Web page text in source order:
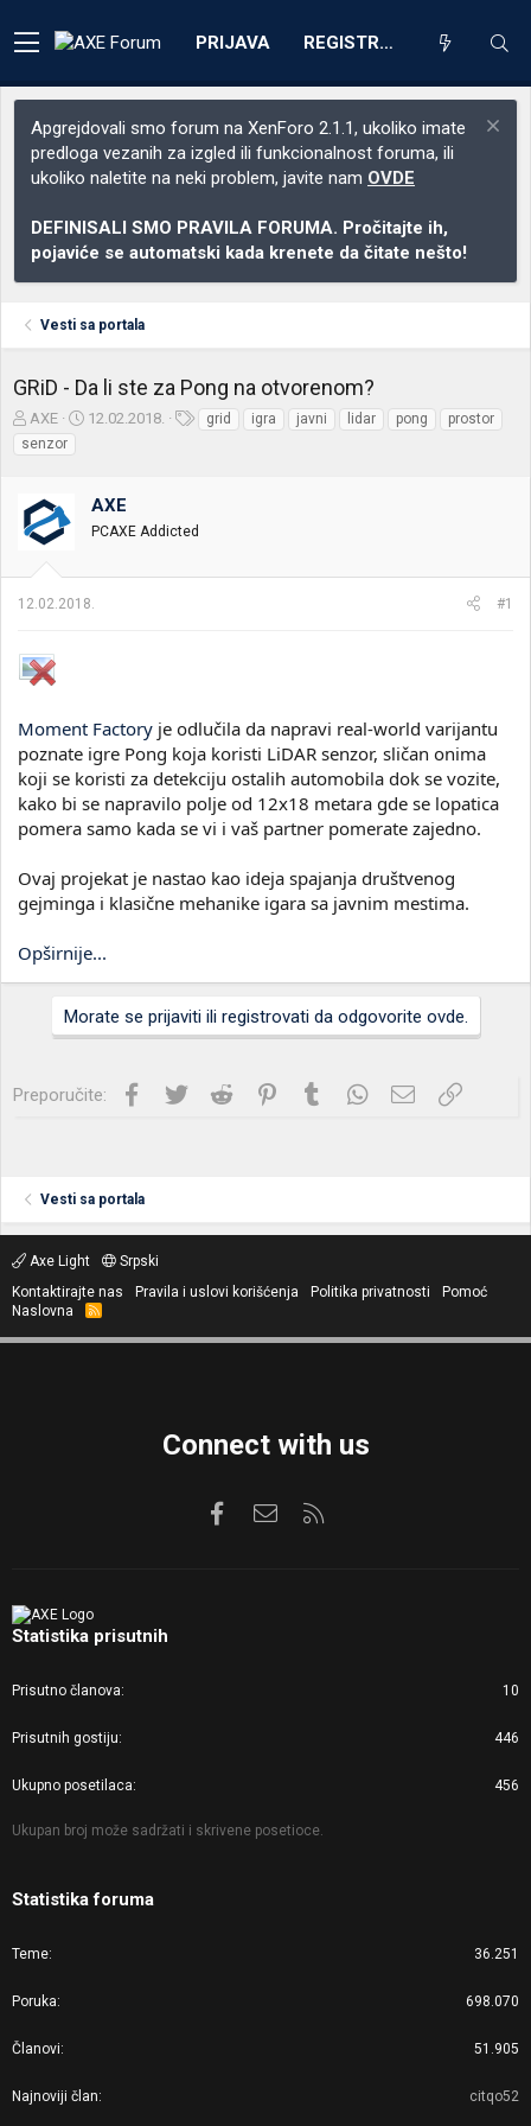
PRIJAVA REGISTRACIJA
Apgrejdovali smo forum na XenForo 2.1.1, ukoliko imate
predloga vezanih za izgled ili funkcionalnost foruma, ili
ukoliko naletite na neki problem, javite nam OVDE
DEFINISALI SMO PRAVILA FORUMA. Pročitajte ih,
pojaviće se automatski kada krenete da čitate nešto!
Vesti sa portala
GRiD - Da li ste za Pong na otvorenom?
Z
a
č
t
n
e
e
AXE
D
m
p
e
12.02.2018.
e
grid igra javni lidar pong
prostor
senzor
AXE
PCAXE Addicted
12.02.2018. #1
Moment Factory je odlučila da napravi real-world varijantu
poznate igre Pong koja koristi LiDAR senzor, sličan onima
koji se koristi za detekciju ostalih automobila dok se vozite,
kako bi se napravilo polje od 12x18 metara gde se lopatica
pomera samo kada se vi i vaš partner pomerate zajedno.
Ovaj projekat je nastao kao ideja spajanja društvenog
gejminga i klasične mehanike igara sa javnim mestima.
Opširnije...
Morate se prijaviti ili registrovati da odgovorite ovde.
Preporučite: Facebook
Twitter Reddit PinterestTumblrWhatsApp
Imejl Link
Vesti sa portala
Axe Light
Srpski
Kontaktirajte nas
Pravila i uslovi korišćenja Politika privatnosti
Pomoć
Naslovna
R
S
Connect with us
FacebookKontaktirajte nas
Statistika prisutnih
Prisutno članova 10
Prisutnih gostiju 446
Ukupno posetilaca 456
Ukupan broj može sadržati i skrivene posetioce.
Statistika foruma
Teme 36.251
Poruka 698.070
Članovi 51.905
Najnoviji član citqo52